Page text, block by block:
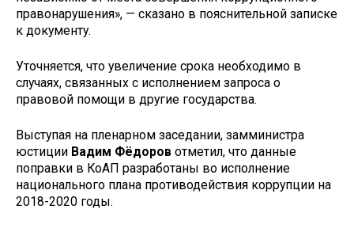
правонарушения», — сказано в пояснительной записке
к документу.
Уточняется, что увеличение срока необходимо в
случаях, связанных с исполнением запроса о
правовой помощи в другие государства.
Выступая на пленарном заседании, замминистра
юстиции Вадим Фёдоров отметил, что данные
поправки в КоАП разработаны во исполнение
национального плана противодействия коррупции на
2018-2020 годы.